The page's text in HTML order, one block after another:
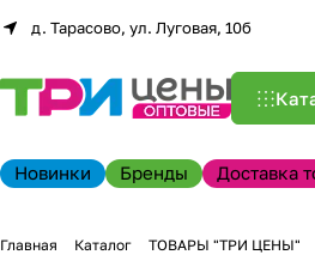
д. Тарасово, ул. Луговая, 10б
Новинки Бренды Доставка
Главная Каталог ТОВАРЫ "ТРИ ЦЕНЫ"